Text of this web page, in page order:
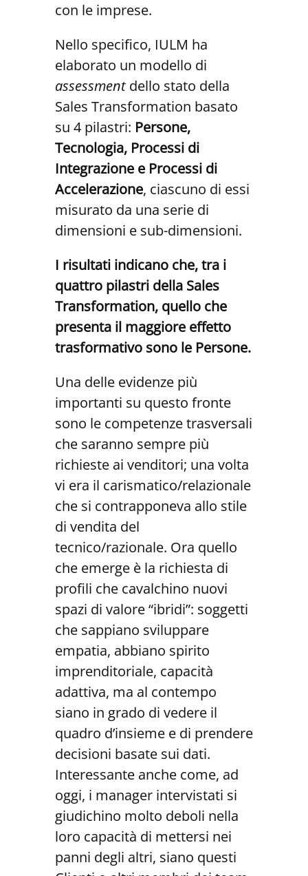
con le imprese.
Nello specifico, IULM ha
elaborato un modello di
assessment dello stato della
Sales Transformation basato
su 4 pilastri: Persone,
Tecnologia, Processi di
Integrazione e Processi di
Accelerazione, ciascuno di essi
misurato da una serie di
dimensioni e sub-dimensioni.
I risultati indicano che, tra i
quattro pilastri della Sales
Transformation, quello che
presenta il maggiore effetto
trasformativo sono le Persone.
Una delle evidenze più
importanti su questo fronte
sono le competenze trasversali
che saranno sempre più
richieste ai venditori; una volta
vi era il carismatico/relazionale
che si contrapponeva allo stile
di vendita del
tecnico/razionale. Ora quello
che emerge è la richiesta di
profili che cavalchino nuovi
spazi di valore “ibridi”: soggetti
che sappiano sviluppare
empatia, abbiano spirito
imprenditoriale, capacità
adattiva, ma al contempo
siano in grado di vedere il
quadro d’insieme e di prendere
decisioni basate sui dati.
Interessante anche come, ad
oggi, i manager intervistati si
giudichino molto deboli nella
loro capacità di mettersi nei
panni degli altri, siano questi